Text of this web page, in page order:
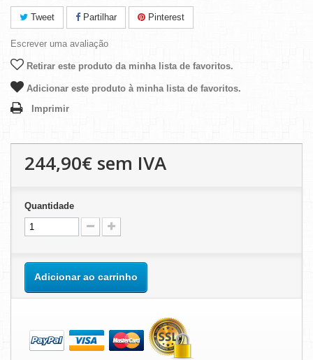
Tweet Partilhar Pinterest
Escrever uma avaliação
Retirar este produto da minha lista de favoritos.
Adicionar este produto à minha lista de favoritos.
Imprimir
244,90€ sem IVA
Quantidade
Adicionar ao carrinho